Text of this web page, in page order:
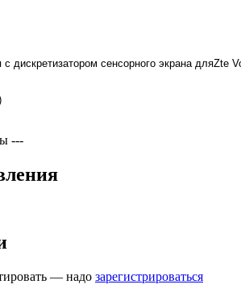
дискретизатором сенсорного экрана дляZte
---
— надо зарегистрироваться